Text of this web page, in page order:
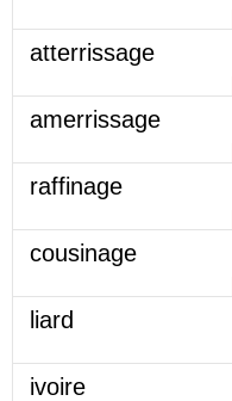
atterrissage
amerrissage
raffinage
cousinage
liard
ivoire